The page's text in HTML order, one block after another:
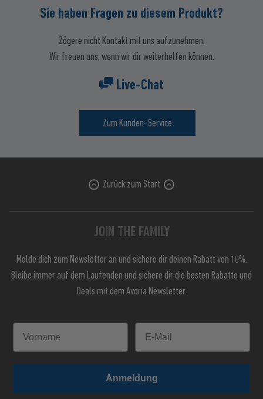
Sie haben Fragen zu diesem Produkt?
Zögere nicht Kontakt mit uns aufzunehmen.
Wir freuen uns, wenn wir dir weiterhelfen können.
Live-Chat
Zum Kunden-Service
Zurück zum Start
JOIN THE FAMILY
Melde dich zum Newsletter an und sichere dir deinen Rabatt von 10%.
Bleibe immer auf dem Laufenden und sichere dir die besten Rabatte und
Deals mit dem Avoria Newsletter.
Anmeldung